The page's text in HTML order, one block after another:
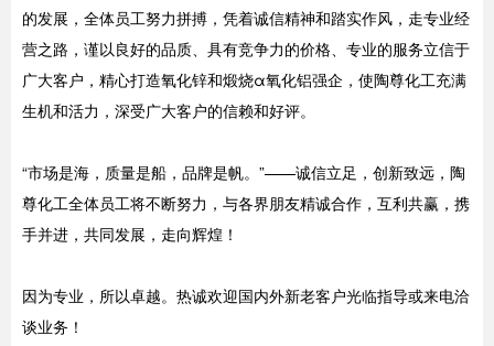
的发展，全体员工努力拼搏，凭着诚信精神和踏实作风，走专业经
营之路，谨以良好的品质、具有竞争力的价格、专业的服务立信于
广大客户，精心打造氧化锌和煅烧α氧化铝强企，使陶尊化工充满
生机和活力，深受广大客户的信赖和好评。
“市场是海，质量是船，品牌是帆。”——诚信立足，创新致远，陶
尊化工全体员工将不断努力，与各界朋友精诚合作，互利共赢，携
手并进，共同发展，走向辉煌！
因为专业，所以卓越。热诚欢迎国内外新老客户光临指导或来电洽
谈业务！